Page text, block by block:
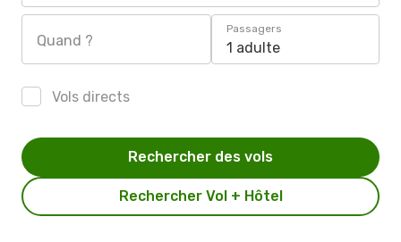
Quand ?
Passagers
1 adulte
Vols directs
Rechercher Vol + Hôtel
Rechercher des vols